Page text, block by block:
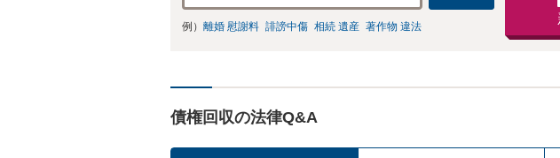
例） 離婚 慰謝料 誹謗中傷 相続 遺産 著作物 違法
債権回収の法律Q&A